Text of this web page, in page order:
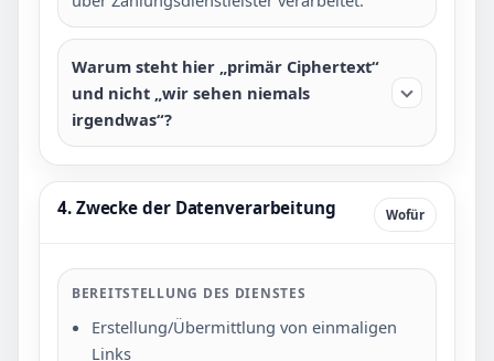
Warum steht hier „primär Ciphertext“
und nicht „wir sehen niemals
irgendwas“?
4. Zwecke der Datenverarbeitung Wofür
BEREITSTELLUNG DES DIENSTES
Erstellung/Übermittlung von einmaligen
Links